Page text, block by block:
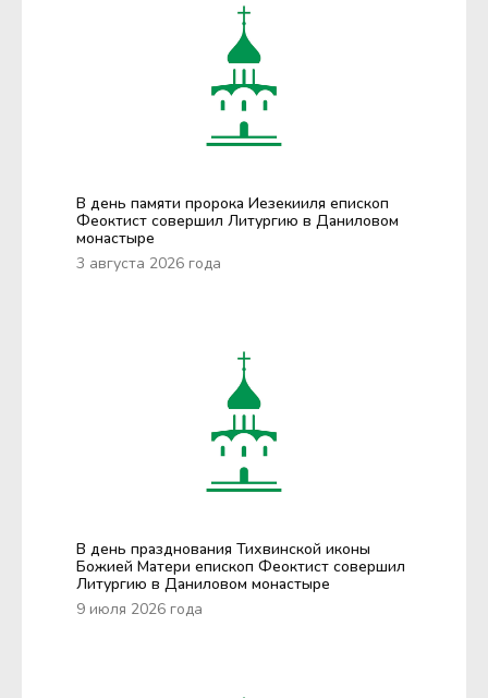
В день памяти пророка Иезекииля епископ
Феоктист совершил Литургию в Даниловом
монастыре
3 августа 2026 года
В день празднования Тихвинской иконы
Божией Матери епископ Феоктист совершил
Литургию в Даниловом монастыре
9 июля 2026 года